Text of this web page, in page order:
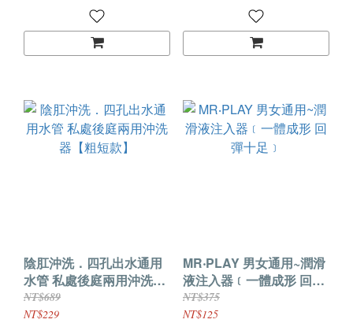
陰肛沖洗．四孔出水通用
水管 私處後庭兩用沖洗器
【粗短款】
NT$689
NT$229
MR‧PLAY 男女通用~潤滑
液注入器﹝一體成形 回彈
十足﹞
NT$375
NT$125